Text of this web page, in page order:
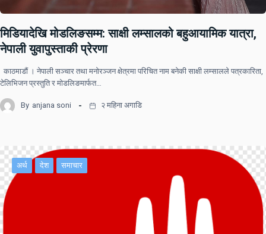
मिडियादेखि मोडलिङसम्म: साक्षी लम्सालको बहुआयामिक यात्रा,
नेपाली युवापुस्ताकी प्रेरणा
काठमाडौं । नेपाली सञ्चार तथा मनोरञ्जन क्षेत्रमा परिचित नाम बनेकी साक्षी लम्सालले पत्रकारिता,
टेलिभिजन प्रस्तुति र मोडलिङमार्फत…
By anjana soni २ महिना अगाडि
अर्थ देश समाचार